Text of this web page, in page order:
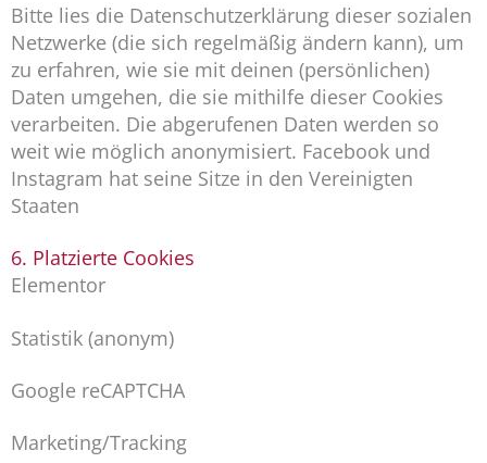
Bitte lies die Datenschutzerklärung dieser sozialen
Netzwerke (die sich regelmäßig ändern kann), um
zu erfahren, wie sie mit deinen (persönlichen)
Daten umgehen, die sie mithilfe dieser Cookies
verarbeiten. Die abgerufenen Daten werden so
weit wie möglich anonymisiert. Facebook und
Instagram hat seine Sitze in den Vereinigten
Staaten
6. Platzierte Cookies
Elementor
Statistik (anonym)
Google reCAPTCHA
Marketing/Tracking